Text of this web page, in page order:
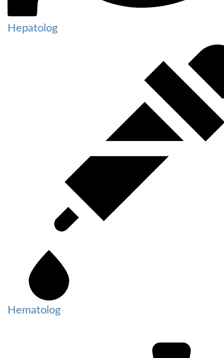
Hepatolog
Hematolog